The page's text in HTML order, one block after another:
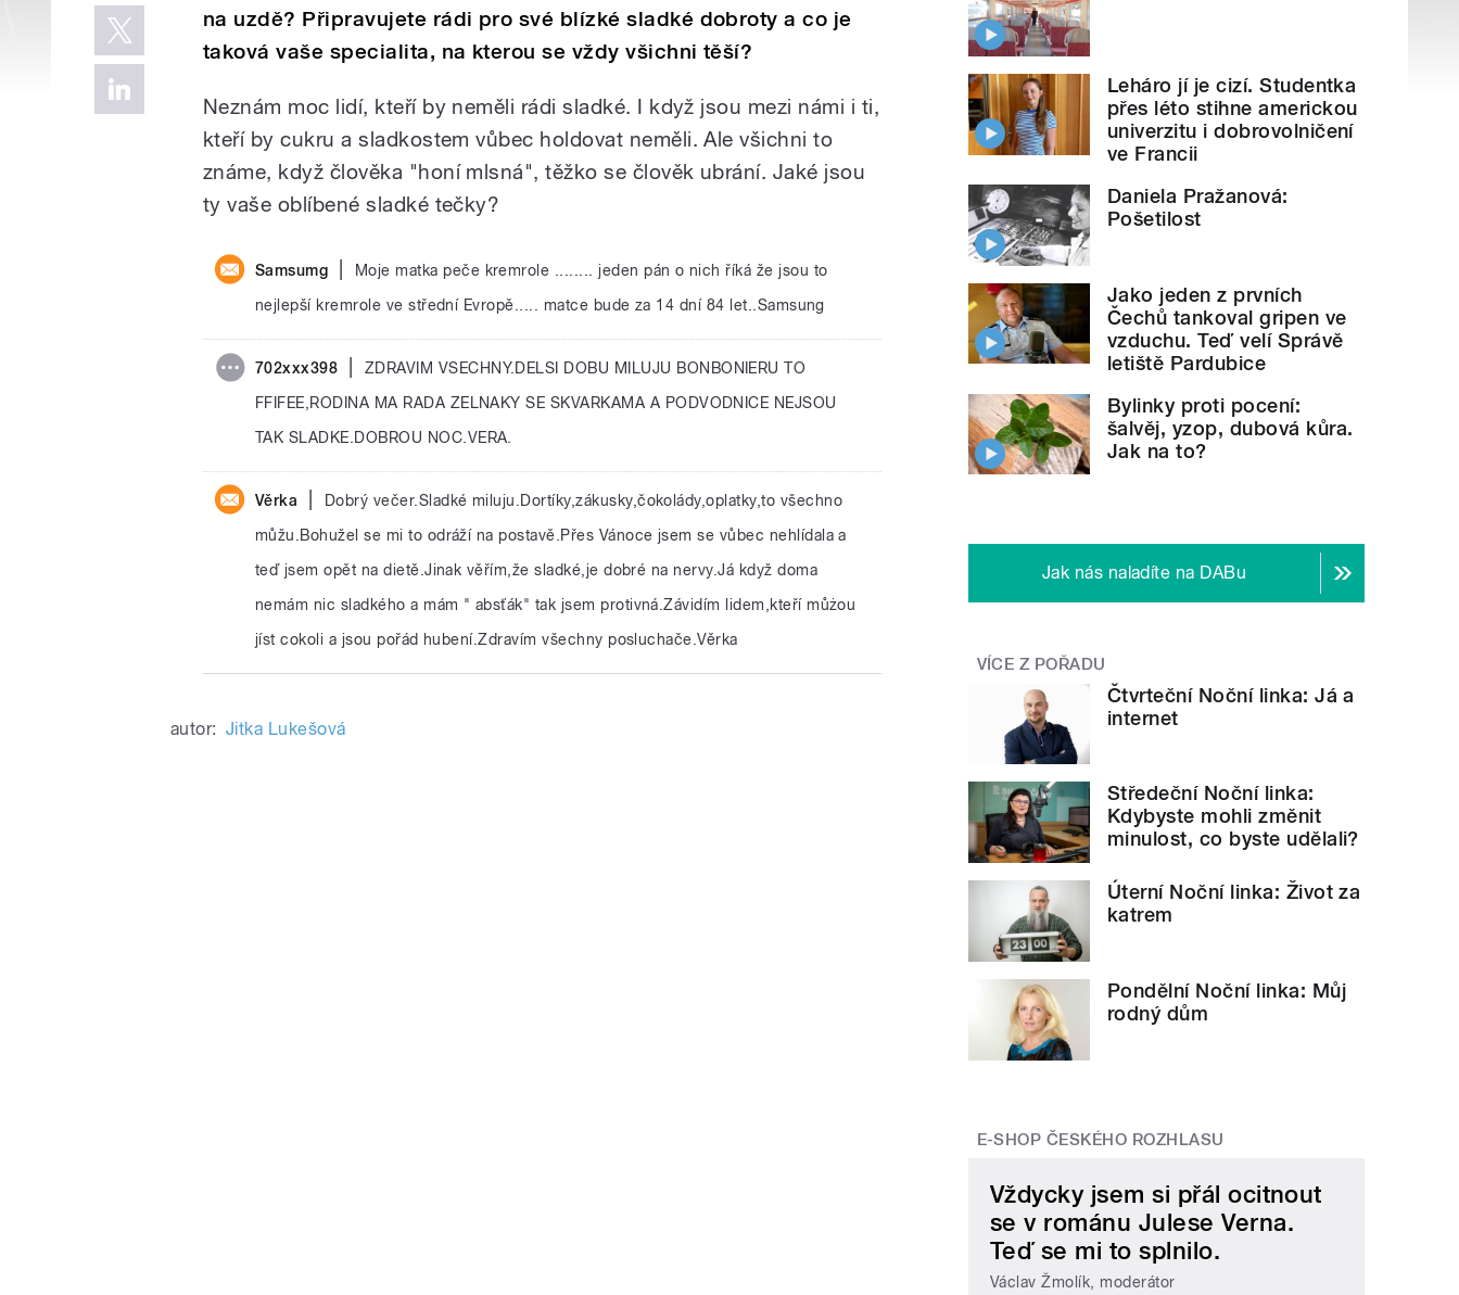
na uzdě? Připravujete rádi pro své blízké sladké dobroty a co je
taková vaše specialita, na kterou se vždy všichni těší?
Neznám moc lidí, kteří by neměli rádi sladké. I když jsou mezi námi i ti,
kteří by cukru a sladkostem vůbec holdovat neměli. Ale všichni to
známe, když člověka "honí mlsná", těžko se člověk ubrání. Jaké jsou
ty vaše oblíbené sladké tečky?
Samsumg
Moje matka peče kremrole ........ jeden pán o nich říká že jsou to
nejlepší kremrole ve střední Evropě..... matce bude za 14 dní 84 let..Samsung
702xxx398
ZDRAVIM VSECHNY.DELSI DOBU MILUJU BONBONIERU TO
FFIFEE,RODINA MA RADA ZELNAKY SE SKVARKAMA A PODVODNICE NEJSOU
TAK SLADKE.DOBROU NOC.VERA.
Věrka
Dobrý večer.Sladké miluju.Dortíky,zákusky,čokolády,oplatky,to všechno
můžu.Bohužel se mi to odráží na postavě.Přes Vánoce jsem se vůbec nehlídala a
teď jsem opět na dietě.Jinak věřím,že sladké,je dobré na nervy.Já když doma
nemám nic sladkého a mám " absťák" tak jsem protivná.Závidím lidem,kteří můżou
jíst cokoli a jsou pořád hubení.Zdravím všechny posluchače.Věrka
autor: Jitka Lukešová
Leháro jí je cizí. Studentka
přes léto stihne americkou
univerzitu i dobrovolničení
ve Francii
Daniela Pražanová:
Pošetilost
Jako jeden z prvních
Čechů tankoval gripen ve
vzduchu. Teď velí Správě
letiště Pardubice
Bylinky proti pocení:
šalvěj, yzop, dubová kůra.
Jak na to?
Jak nás naladíte na DABu
VÍCE Z POŘADU
Čtvrteční Noční linka: Já a
internet
Středeční Noční linka:
Kdybyste mohli změnit
minulost, co byste udělali?
Úterní Noční linka: Život za
katrem
Pondělní Noční linka: Můj
rodný dům
E-SHOP ČESKÉHO ROZHLASU
Vždycky jsem si přál ocitnout
se v románu Julese Verna.
Teď se mi to splnilo.
Václav Žmolík, moderátor